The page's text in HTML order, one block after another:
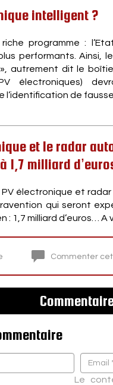
intelligent ?
programme :
performants. Ainsi,
autrement dit le
électroniques)
de
et le radar
1,7 milliard
PV électronique et
qui seront
: 1,7 milliard d’euros…
Commenter
Le